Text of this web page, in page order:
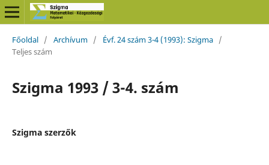
Főoldal / Archívum / Évf. 24 szám 3-4 (1993): Szigma /
Teljes szám
Szigma 1993 / 3-4. szám
Szigma szerzők